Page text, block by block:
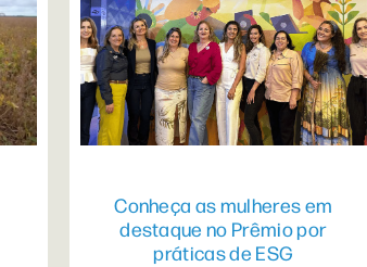
Conheça as mulheres em
destaque no Prêmio por
práticas de ESG